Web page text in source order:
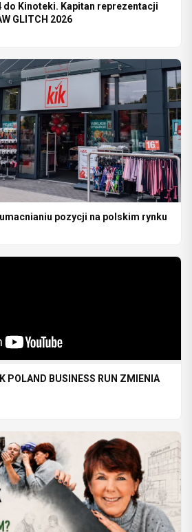
do Kinoteki. Kapitan reprezentacji
GLITCH 2026
pozycji na polskim rynku
POLAND BUSINESS RUN ZMIENIA